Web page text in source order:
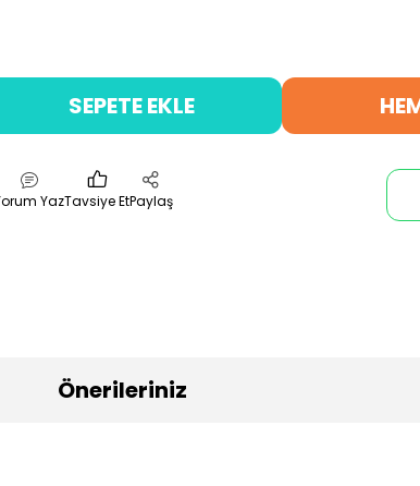
SEPETE EKLE
YazTavsiye EtPaylaş
Önerileriniz